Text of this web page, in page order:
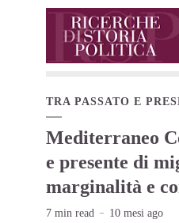
TRA PASSATO E
Mediterraneo
e presente di
marginalità e
7 min read 10 mesi ago